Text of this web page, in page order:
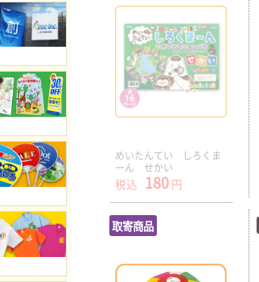
めいたんてい しろくま
ーん せかい
税込 180 円
取寄商品